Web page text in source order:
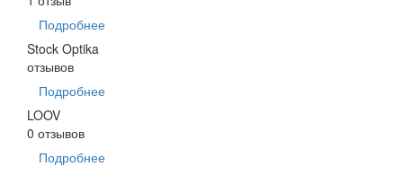
Подробнее
Stock Optika
отзывов
Подробнее
LOOV
0 отзывов
Подробнее